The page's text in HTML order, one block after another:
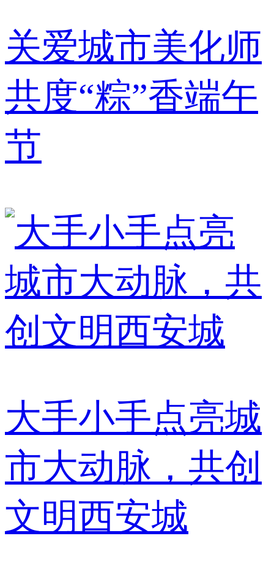
关爱城市美化师
共度“粽”香端午
节
大手小手点亮城
市大动脉，共创
文明西安城